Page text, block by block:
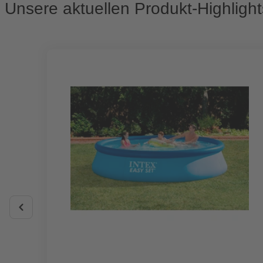
Unsere aktuellen Produkt-